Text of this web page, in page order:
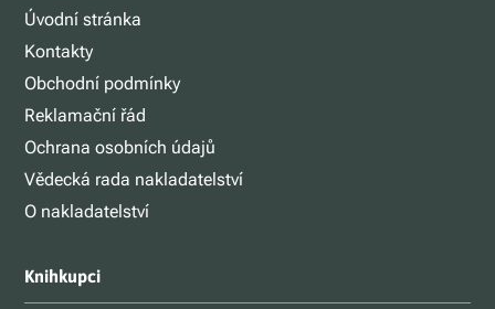
Úvodní stránka
Kontakty
Obchodní podmínky
Reklamační řád
Ochrana osobních údajů
Vědecká rada nakladatelství
O nakladatelství
Knihkupci